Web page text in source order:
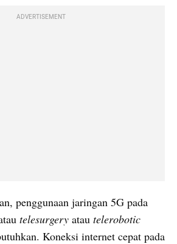
ADVERTISEMENT
penggunaan jaringan 5G pada
telesurgery atau telerobotic
Koneksi internet cepat pada